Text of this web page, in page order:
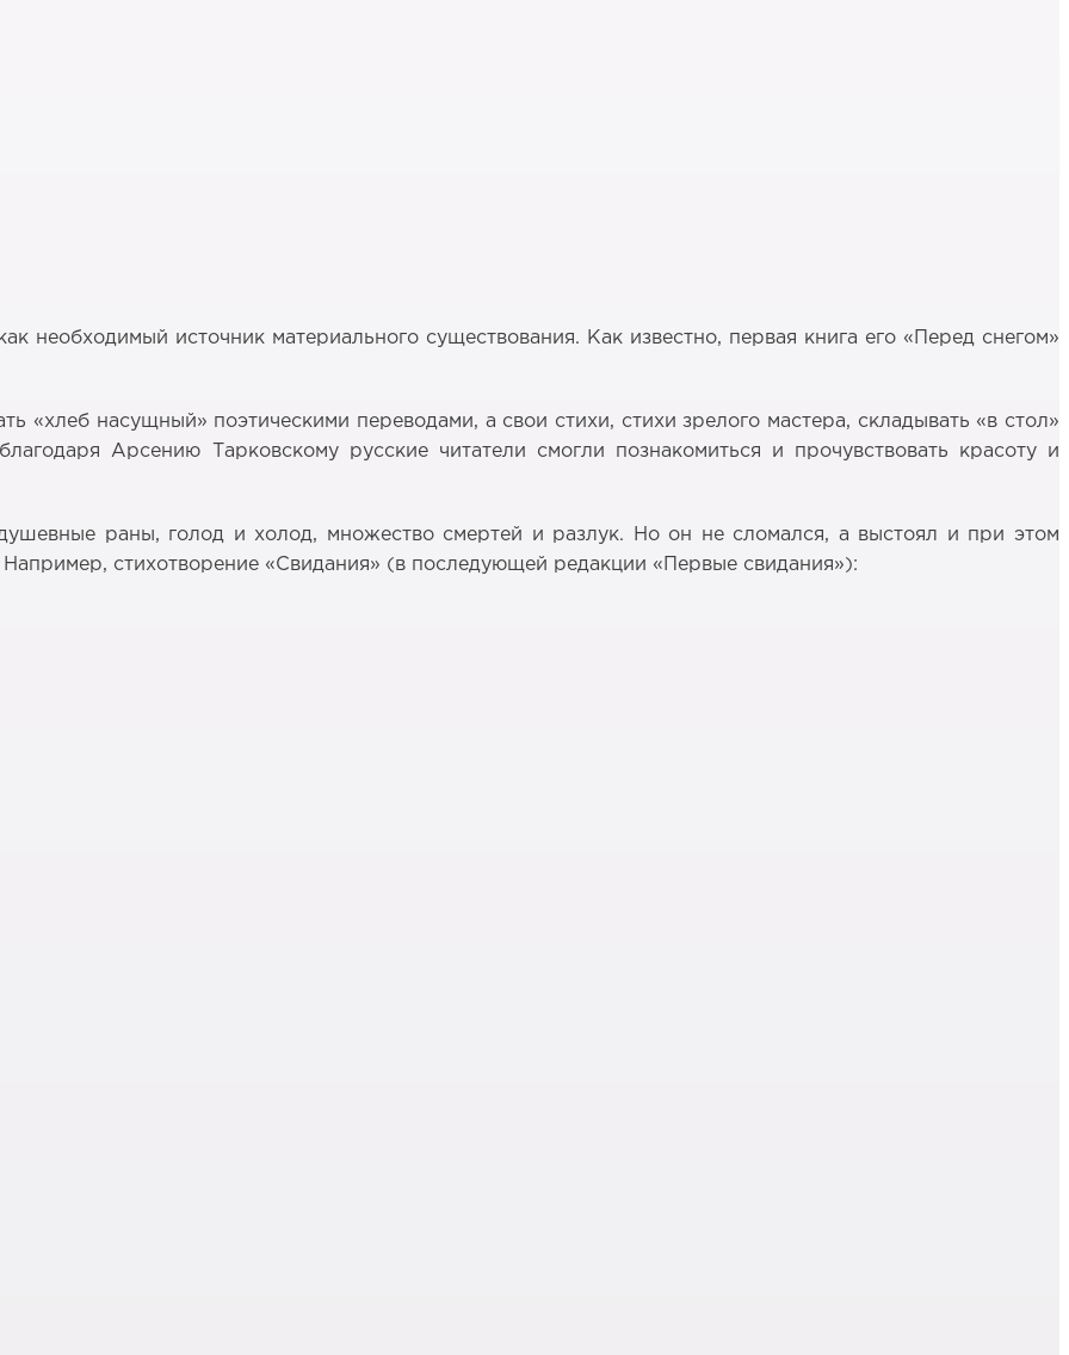
необходимый источник материального существования. Как известно, первая книга его «Перед снегом»
«хлеб насущный» поэтическими переводами, а свои стихи, стихи зрелого мастера, складывать «в стол»
Арсению Тарковскому русские читатели смогли познакомиться и прочувствовать красоту и
раны, голод и холод, множество смертей и разлук. Но он не сломался, а выстоял и при этом
стихотворение «Свидания» (в последующей редакции «Первые свидания»):